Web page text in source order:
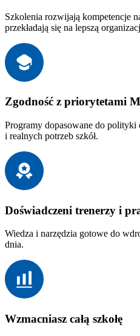
Szkolenia rozwijają kompetencje
przekładają się na lepszą
Zgodność z priorytetami
Programy dopasowane do
i realnych potrzeb szkół.
Doświadczeni trenerzy i
Wiedza i narzędzia gotowe do
dnia.
Wzmacniasz całą szkołę